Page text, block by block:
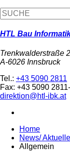
HTL Bau
Trenkwalderstraße 2
A-6026 Innsbruck
Tel.: +43 5090 2811
Fax: +43 5090
direktion@htl-ibk.at
Home
News/
Allgemein